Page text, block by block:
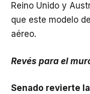
Reino Unido y
que este modelo
aéreo.
Revés para el
Senado revierte